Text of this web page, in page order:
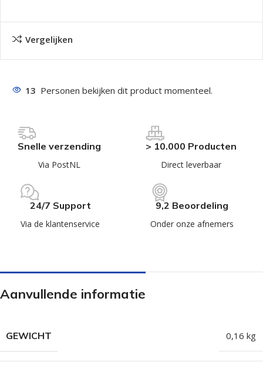
Vergelijken
13 Personen bekijken dit product momenteel.
Snelle verzending
Via PostNL
> 10.000 Producten
Direct leverbaar
24/7 Support
Via de klantenservice
9,2 Beoordeling
Onder onze afnemers
Aanvullende informatie
GEWICHT 0,16 kg